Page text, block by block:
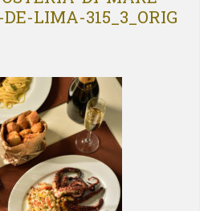
LIMA-315_3_ORIG